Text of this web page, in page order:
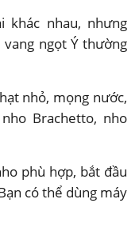
khác nhau, nhưng
ngọt Ý thường
nhỏ, mọng nước,
Brachetto, nho
phù hợp, bắt đầu
có thể dùng máy